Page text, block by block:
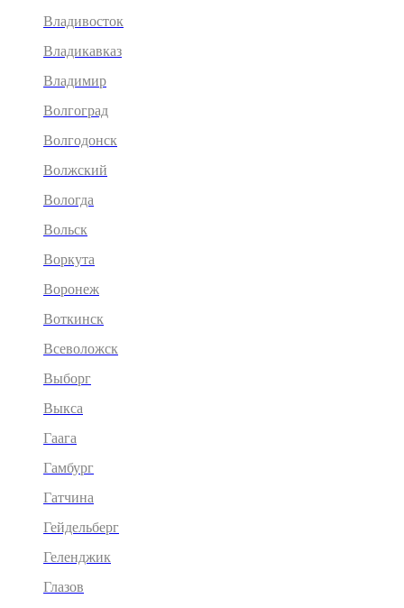
Владивосток
Владикавказ
Владимир
Волгоград
Волгодонск
Волжский
Вологда
Вольск
Воркута
Воронеж
Воткинск
Всеволожск
Выборг
Выкса
Гаага
Гамбург
Гатчина
Гейдельберг
Геленджик
Глазов